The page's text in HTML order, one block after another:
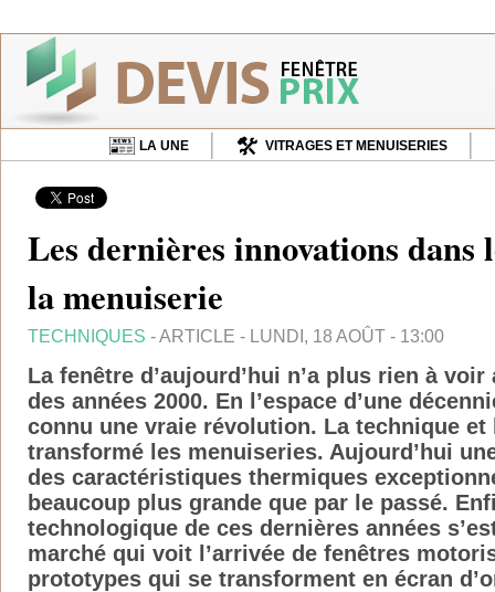
LA UNE VITRAGES ET MENUISERIES
Les dernières innovations dans
la menuiserie
TECHNIQUES - ARTICLE - LUNDI, 18 AOÛT - 13:00
La fenêtre d’aujourd’hui n’a plus rien à
des années 2000. En l’espace d’une
connu une vraie révolution. La technique
transformé les menuiseries. Aujourd’hui
des caractéristiques thermiques
beaucoup plus grande que par le passé.
technologique de ces dernières années
marché qui voit l’arrivée de fenêtres
prototypes qui se transforment en écran